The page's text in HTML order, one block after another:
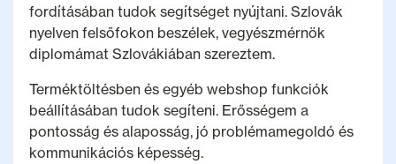
fordításában tudok segítséget nyújtani. Szlovák
nyelven felsőfokon beszélek, vegyészmérnök
diplomámat Szlovákiában szereztem.
Terméktöltésben és egyéb webshop funkciók
beállításában tudok segíteni. Erősségem a
pontosság és alaposság, jó problémamegoldó és
kommunikációs képesség.